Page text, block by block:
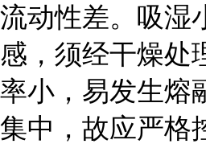
流动性差。吸湿
感，须经干燥处
率小，易发生熔
集中，故应严格